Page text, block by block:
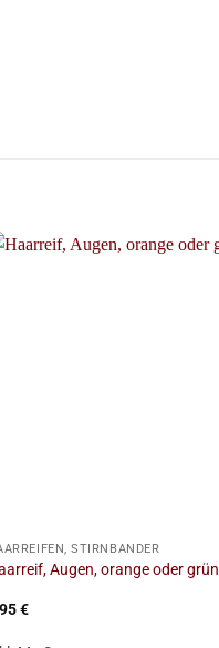
STIRNBÄNDER
Augen, orange oder grün
€